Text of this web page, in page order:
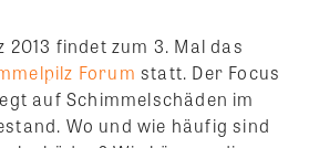
2013 findet zum 3. Mal das
Forum statt. Der Focus
auf Schimmelschäden im
Wo und wie häufig sind